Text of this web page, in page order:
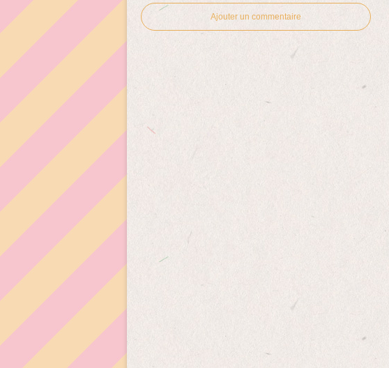
Ajouter un commentaire